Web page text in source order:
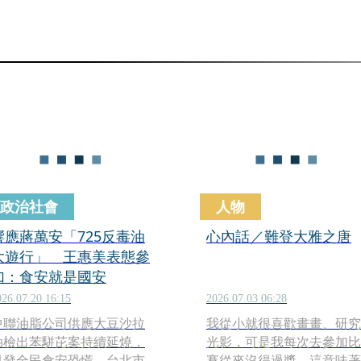
政治社會
應蔣萬安「725反毒油
遊行」 王惠美表態參
：食安就是國安
16:15
聯油脂公司供應大豆沙拉
出苯駢芘案持續延燒，
人物
心內話／難登大雅之唐
2026.07.03 06:28
我從小就很喜歡畫畫、研究
光影，可是我每次去參加比